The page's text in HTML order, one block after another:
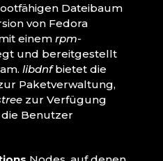
Dateibaum
von Fedora
einem rpm-
und bereitgestellt
libdnfbietet die
Paketverwaltung,
zur Verfügung
Benutzer